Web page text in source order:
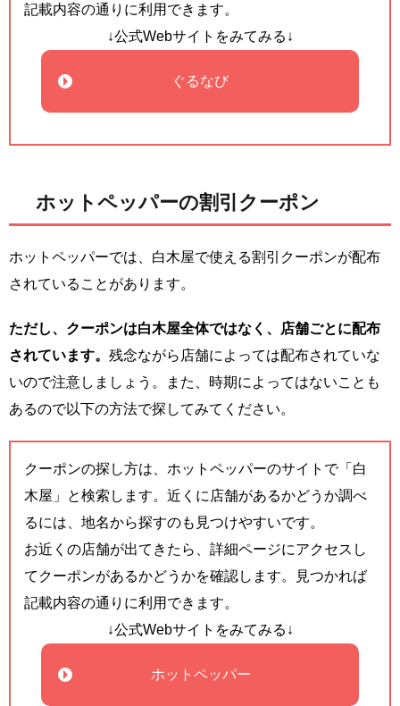
記載内容の通りに利用できます。
↓公式Webサイトをみてみる↓
ぐるなび
ホットペッパーの割引クーポン
ホットペッパーでは、白木屋で使える割引クーポンが配布
されていることがあります。
ただし、クーポンは白木屋全体ではなく、店舗ごとに配布
されています。 残念ながら店舗によっては配布されていな
いので注意しましょう。また、時期によってはないことも
あるので以下の方法で探してみてください。
クーポンの探し方は、ホットペッパーのサイトで「白
木屋」と検索します。近くに店舗があるかどうか調べ
るには、地名から探すのも見つけやすいです。
お近くの店舗が出てきたら、詳細ページにアクセスし
てクーポンがあるかどうかを確認します。見つかれば
記載内容の通りに利用できます。
↓公式Webサイトをみてみる↓
ホットペッパー